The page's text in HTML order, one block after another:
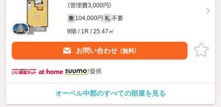
（管理費3,000円）
敷 104,000円 礼 不要
9階 / 1R / 25.47㎡
お問い合わせ （無料）
提供
オーベル中郡のすべての部屋を見る